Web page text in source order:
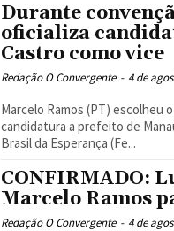
Durante
oficializa
Castro como vice
Redação O Convergente - 4 de
Marcelo Ramos (PT) escolheu
candidatura a prefeito de
Brasil da Esperança (Fe...
CONFIRMADO:
Marcelo Ramos
Redação O Convergente - 4 de